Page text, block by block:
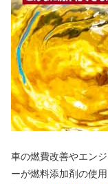
車の燃費改善やエン
ーが燃料添加剤の使用